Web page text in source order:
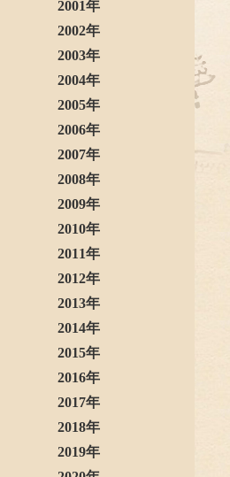
2001年
2002年
2003年
2004年
2005年
2006年
2007年
2008年
2009年
2010年
2011年
2012年
2013年
2014年
2015年
2016年
2017年
2018年
2019年